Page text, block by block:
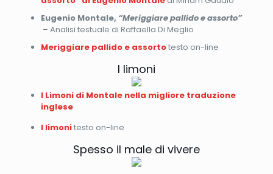
Eugenio Montale, “Meriggiare pallido e assorto”
– Analisi testuale di Raffaella Di Meglio
Meriggiare pallido e assortotesto on-line
I limoni
I Limoni di Montale nella migliore traduzione
inglese
I limonitesto on-line
Spesso il male di vivere